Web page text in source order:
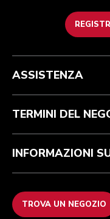
Assistenza clienti
Garanzia e documentazione
Contattaci
Termini e condizioni
Resi e rimborsi
Imprint
ODR
Per il marchio
Trova un negozio
ASSISTENZA
TERMINI DEL
INFORMAZIONI
TROVA UN NEGOZIO